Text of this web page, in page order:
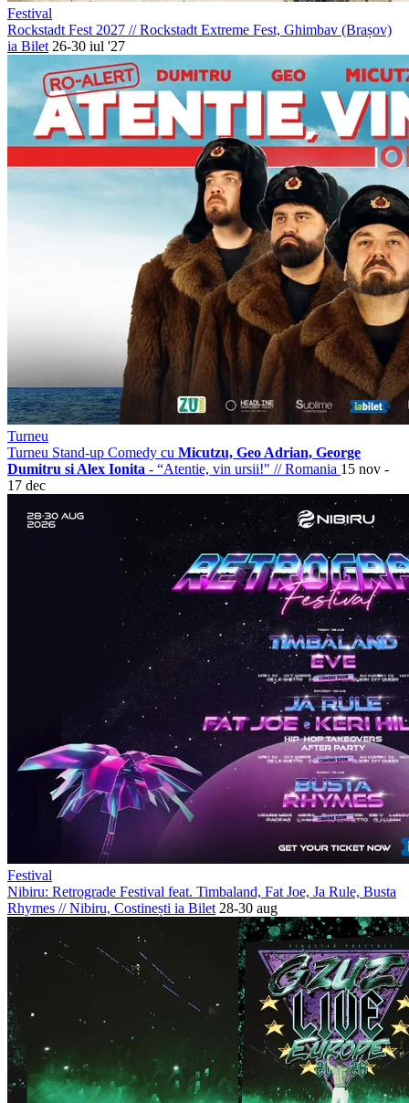
Festival
Rockstadt Fest 2027 //Rockstadt Extreme Fest, Ghimbav (Brașov)
ia Bilet 26-30 iul '27
Turneu
Turneu Stand-up Comedy cu Micutzu, Geo Adrian, George
Dumitru si Alex Ionita - “Atentie, vin ursii!" //Romania 15 nov -
17 dec
Festival
Nibiru: Retrograde Festival feat. Timbaland, Fat Joe, Ja Rule, Busta
Rhymes //Nibiru, Costinești ia Bilet 28-30 aug